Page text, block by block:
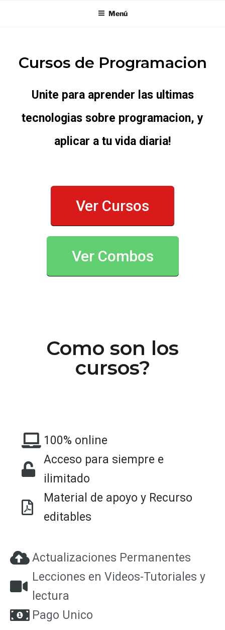
Menú
Cursos de Programacion
Unite para aprender las ultimas
tecnologias sobre programacion, y
aplicar a tu vida diaria!
Ver Cursos
Ver Combos
Como son los
cursos?
100% online
Acceso para siempre e
ilimitado
Material de apoyo y Recurso
editables
Actualizaciones Permanentes
Lecciones en Videos-Tutoriales y
lectura
Pago Unico